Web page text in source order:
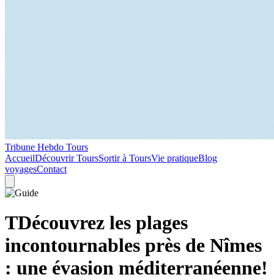
Tribune Hebdo Tours
AccueilDécouvrir ToursSortir à ToursVie pratiqueBlog
voyagesContact
TDécouvrez les plages
incontournables près de Nîmes
: une évasion méditerranéenne!